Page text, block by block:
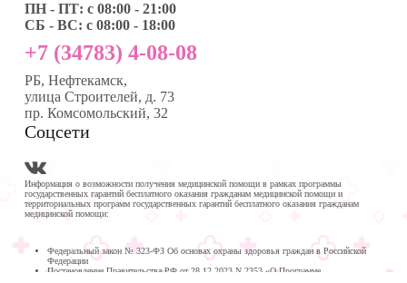
ПН - ПТ: с 08:00 - 21:00
СБ - ВС: с 08:00 - 18:00
+7 (34783) 4-08-08
РБ, Нефтекамск,
улица Строителей, д. 73
пр. Комсомольский, 32
Соцсети
Информация о возможности получения медицинской помощи в рамках программы
государственных гарантий бесплатного оказания гражданам медицинской помощи и
территориальных программ государственных гарантий бесплатного оказания гражданам
медицинской помощи:
Федеральный закон № 323-ФЗ Об основах охраны здоровья граждан в Российской
Федерации
Постановление Правительства РФ от 28.12.2023 N 2353 «О Программе